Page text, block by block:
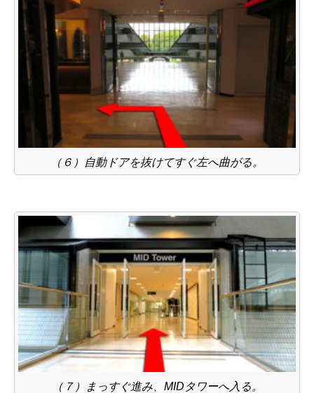
（６）自動ドアを抜けてすぐ左へ曲がる。
（７）まっすぐ進み、MIDタワーへ入る。